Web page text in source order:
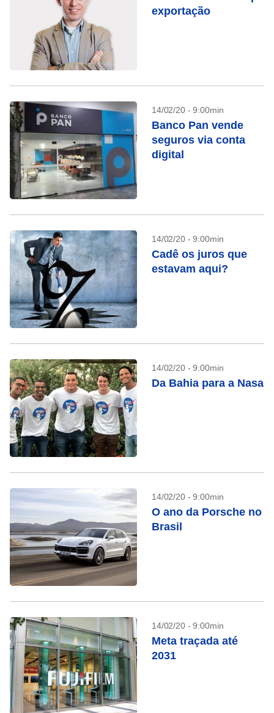
exportação
14/02/20 - 9:00min
Banco Pan vende
seguros via conta
digital
14/02/20 - 9:00min
Cadê os juros que
estavam aqui?
14/02/20 - 9:00min
Da Bahia para a Nasa
14/02/20 - 9:00min
O ano da Porsche no
Brasil
14/02/20 - 9:00min
Meta traçada até
2031